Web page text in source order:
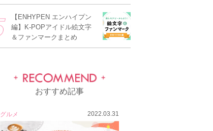
【ENHYPEN エンハイプン
編】K-POPアイドル絵文字
＆ファンマークまとめ
おすすめ記事
グルメ 2022.03.31